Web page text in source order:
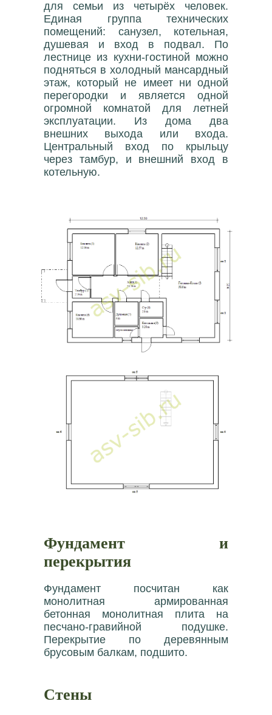
для семьи из четырёх человек.
Единая группа технических
помещений: санузел, котельная,
душевая и вход в подвал. По
лестнице из кухни-гостиной можно
подняться в холодный мансардный
этаж, который не имеет ни одной
перегородки и является одной
огромной комнатой для летней
эксплуатации. Из дома два
внешних выхода или входа.
Центральный вход по крыльцу
через тамбур, и внешний вход в
котельную.
Фундамент и
перекрытия
Фундамент посчитан как
монолитная армированная
бетонная монолитная плита на
песчано-гравийной подушке.
Перекрытие по деревянным
брусовым балкам, подшито.
Стены